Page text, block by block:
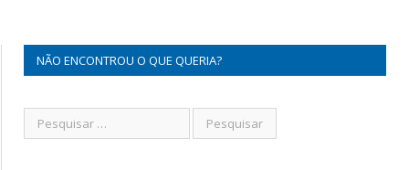
NÃO ENCONTROU O QUE QUERIA?